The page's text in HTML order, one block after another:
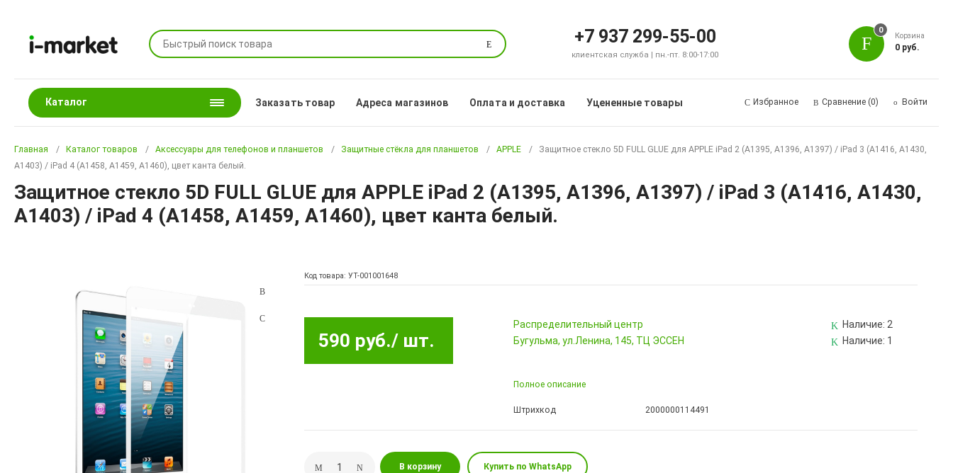
Поиск +7 937 299-55-00
клиентская служба | пн.-пт. 8:00-17:00
0
Корзина
0 руб.
Каталог Заказать товар Адреса магазинов Оплата и доставка Уцененные товары Избранное Сравнение (0) Войти
Главная Каталог товаров Аксессуары для телефонов и планшетов Защитные стёкла для планшетов APPLE
Защитное стекло 5D FULL GLUE для APPLE iPad 2 (A1395, A1396, A1397) / iPad 3 (A1416, A1430,
A1403) / iPad 4 (A1458, A1459, A1460), цвет канта белый.
Защитное стекло 5D FULL GLUE для APPLE iPad 2 (A1395, A1396, A1397) / iPad 3 (A1416, A1430,
A1403) / iPad 4 (A1458, A1459, A1460), цвет канта белый.
Код товара: УТ-001001648
590 руб./ шт.
Pаспределительный центр Наличие: 2
Бугульма, ул.Ленина, 145, ТЦ ЭССЕН
Наличие: 1
Полное описание
Штрихкод 2000000114491
В корзину Купить по WhatsApp